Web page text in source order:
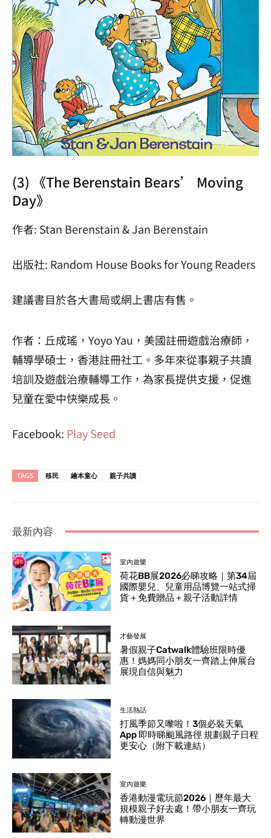
(3) 《The Berenstain Bears’ Moving
Day》
作者: Stan Berenstain & Jan Berenstain
出版社: Random House Books for Young Readers
建議書目於各大書局或網上書店有售。
作者：丘成瑤，Yoyo Yau，美國註冊遊戲治療師，
輔導學碩士，香港註冊社工。多年來從事親子共讀
培訓及遊戲治療輔導工作，為家長提供支援，促進
兒童在愛中快樂成長。
Facebook: Play Seed
TAGS 移民 繪本童心 親子共讀
最新內容
室內遊樂
荷花BB展2026必睇攻略｜第34屆
國際嬰兒、兒童用品博覽一站式掃
貨＋免費贈品＋親子活動詳情
才藝發展
暑假親子Catwalk體驗班限時優
惠！媽媽同小朋友一齊踏上伸展台
展現自信與魅力
生活熱話
打風季節又嚟啦！3個必裝天氣
App 即時睇颱風路徑 規劃親子日程
更安心（附下載連結）
室內遊樂
香港動漫電玩節2026｜歷年最大
規模親子好去處！帶小朋友一齊玩
轉動漫世界